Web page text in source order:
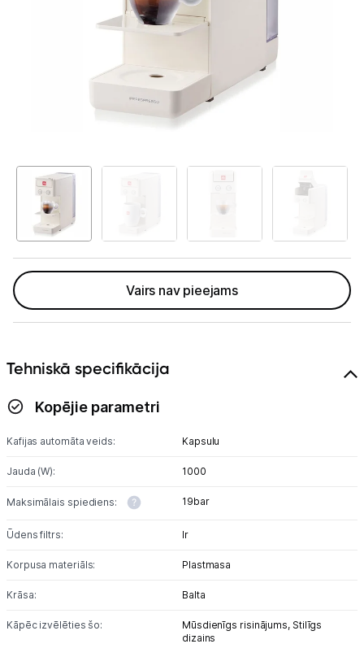
Telefoni, planšetdatori
Sadzīves tehnika
Lielā tehnika
Kafijas pagatavošana
Apkopes produkti
Servēšanas piederumi
Termosi un termokrūzes
Skaistumkopšana
Sports un atpūta
Vairs nav pieejams
Tehniskā specifikācija
Kopējie parametri
Kafijas automāta veids: Kapsulu
Jauda (W): 1000
Maksimālais spiediens: 19bar
Ūdens filtrs: Ir
Korpusa materiāls: Plastmasa
Krāsa: Balta
Kāpēc izvēlēties šo: Mūsdienīgs risinājums, Stilīgs
dizains